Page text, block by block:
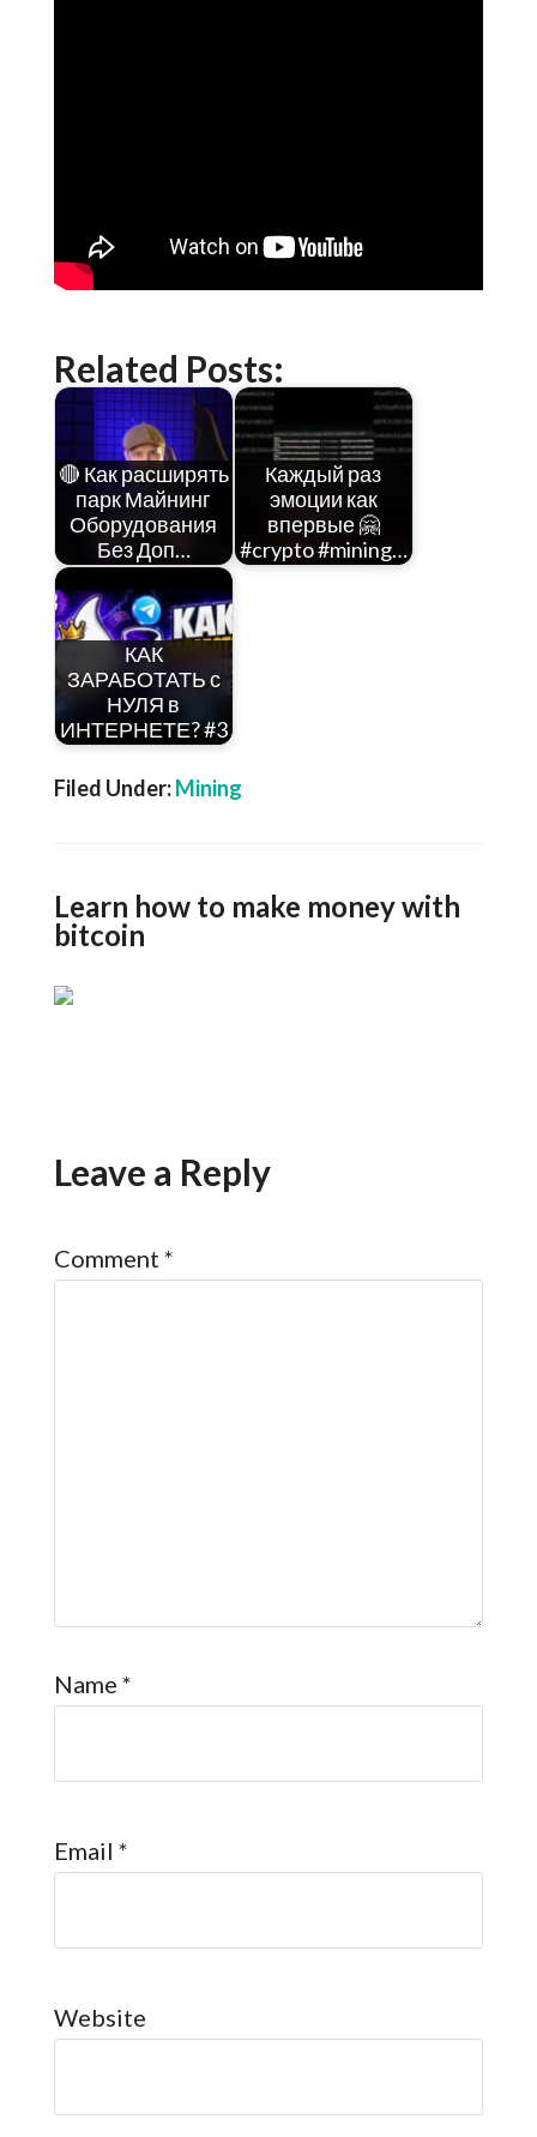
Related Posts:
🔴 Как расширять
парк Майнинг
Оборудования
Без Доп…
Каждый раз
эмоции как
впервые 🤗
#crypto #mining…
КАК
ЗАРАБОТАТЬ с
НУЛЯ в
ИНТЕРНЕТЕ? #3
Filed Under:Mining
Learn how to make money with
bitcoin
Leave a Reply
Comment *
Name *
Email *
Website